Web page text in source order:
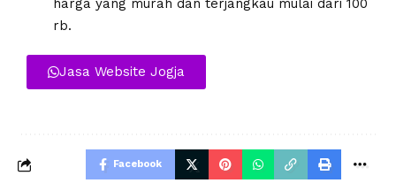
harga yang murah dan terjangkau mulai dari 100
rb.
Jasa Website Jogja
Facebook